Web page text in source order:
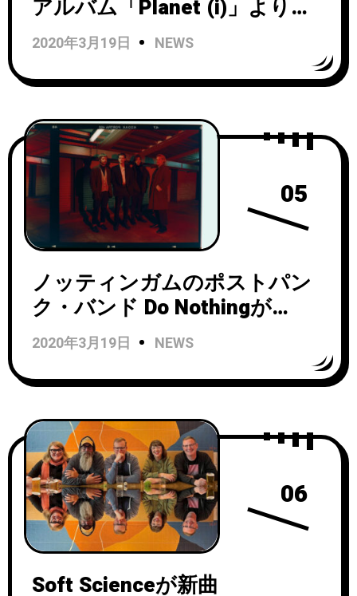
アルバム「Planet (i)」より収
録曲「Roadkill」の MV を公
開！
2020年3月19日 NEWS
05
ノッティンガムのポストパン
ク・バンド Do Nothingが
『Zero Dollar Bill』と
『Glueland 』をまとめた
『THE EP’S』を9/22にリリー
2020年3月19日 NEWS
06
Soft Scienceが新曲